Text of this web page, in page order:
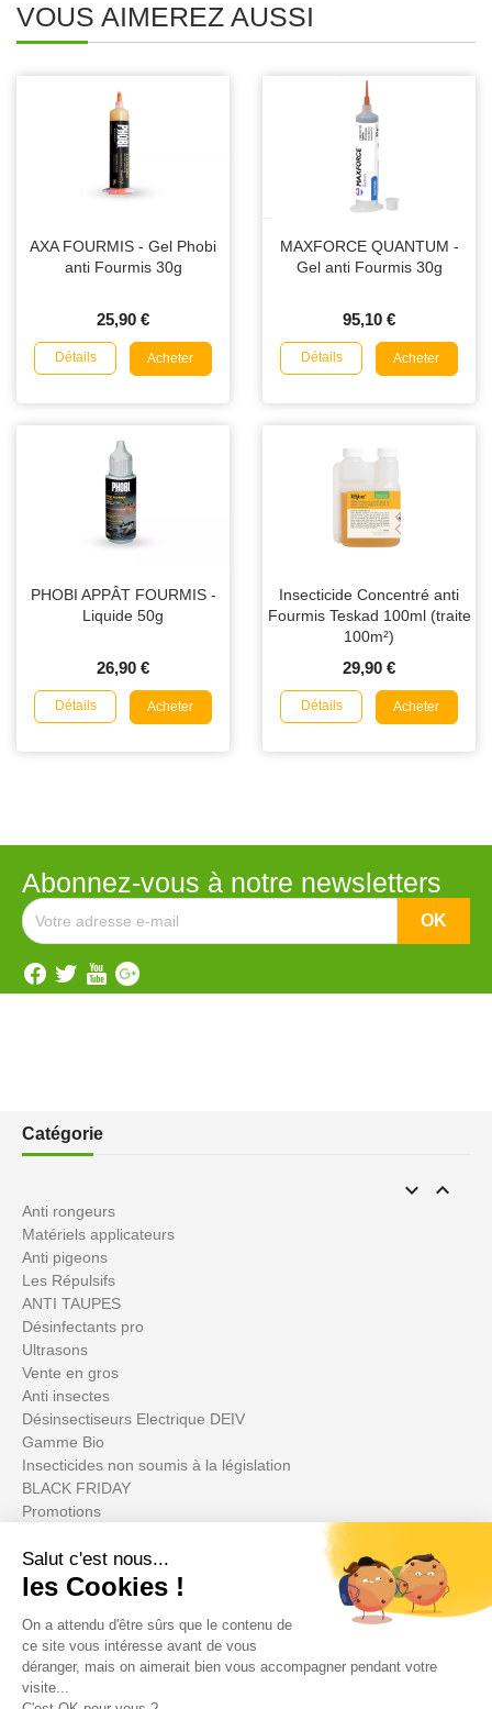
VOUS AIMEREZ AUSSI
AXA FOURMIS - Gel Phobi
anti Fourmis 30g
25,90 €
Détails Acheter
MAXFORCE QUANTUM -
Gel anti Fourmis 30g
95,10 €
Détails Acheter
PHOBI APPÂT FOURMIS -
Liquide 50g
26,90 €
Détails Acheter
Insecticide Concentré anti
Fourmis Teskad 100ml (traite
100m²)
29,90 €
Détails Acheter
Abonnez-vous à notre newsletters
Catégorie
 
Anti rongeurs
Matériels applicateurs
Anti pigeons
Les Répulsifs
ANTI TAUPES
Désinfectants pro
Ultrasons
Vente en gros
Anti insectes
Désinsectiseurs Electrique DEIV
Gamme Bio
Insecticides non soumis à la législation
BLACK FRIDAY
Promotions
Votre compte
Informations